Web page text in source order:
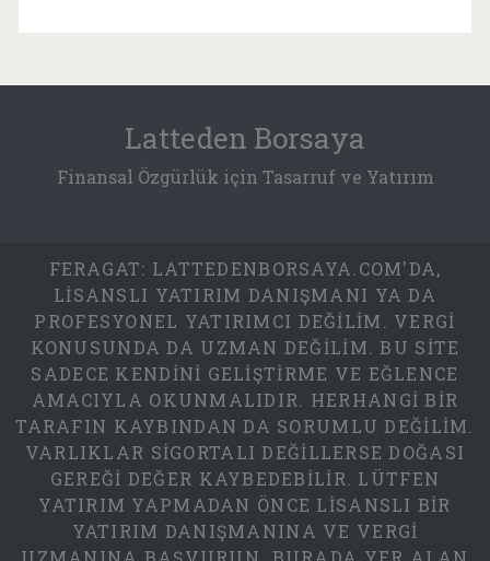
Latteden Borsaya
Finansal Özgürlük için Tasarruf ve Yatırım
FERAGAT: LATTEDENBORSAYA.COM'DA,
LISANSLI YATIRIM DANIŞMANI YA DA
PROFESYONEL YATIRIMCI DEĞILIM. VERGI
KONUSUNDA DA UZMAN DEĞILIM. BU SITE
SADECE KENDINI GELIŞTIRME VE EĞLENCE
AMACIYLA OKUNMALIDIR. HERHANGI BIR
TARAFIN KAYBINDAN DA SORUMLU DEĞILIM.
VARLIKLAR SIGORTALI DEĞILLERSE DOĞASI
GEREĞI DEĞER KAYBEDEBILIR. LÜTFEN
YATIRIM YAPMADAN ÖNCE LISANSLI BIR
YATIRIM DANIŞMANINA VE VERGI